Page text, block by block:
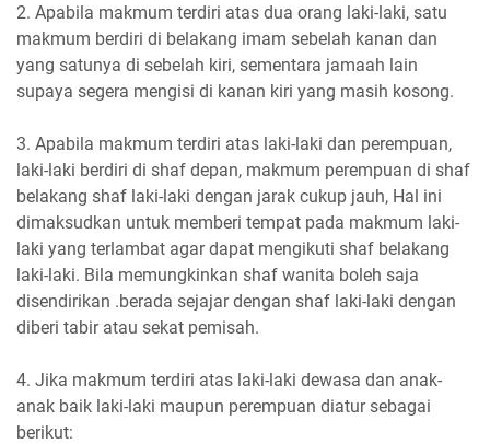
2. Apabila makmum terdiri atas dua orang laki-laki, satu
makmum berdiri di belakang imam sebelah kanan dan
yang satunya di sebelah kiri, sementara jamaah lain
supaya segera mengisi di kanan kiri yang masih kosong.
3. Apabila makmum terdiri atas laki-laki dan perempuan,
laki-laki berdiri di shaf depan, makmum perempuan di shaf
belakang shaf laki-laki dengan jarak cukup jauh, Hal ini
dimaksudkan untuk memberi tempat pada makmum laki-
laki yang terlambat agar dapat mengikuti shaf belakang
laki-laki. Bila memungkinkan shaf wanita boleh saja
disendirikan .berada sejajar dengan shaf laki-laki dengan
diberi tabir atau sekat pemisah.
4. Jika makmum terdiri atas laki-laki dewasa dan anak-
anak baik laki-laki maupun perempuan diatur sebagai
berikut: